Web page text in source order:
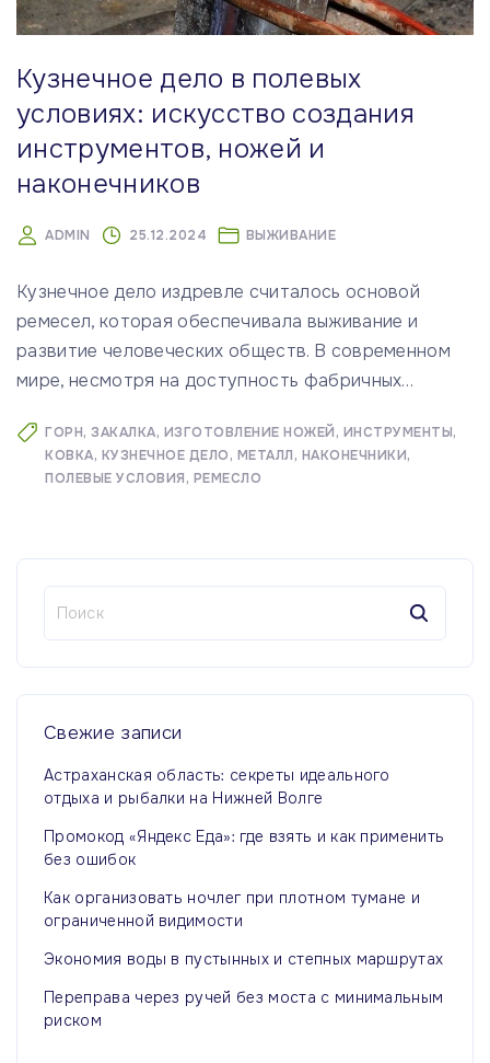
Кузнечное дело в полевых
условиях: искусство создания
инструментов, ножей и
наконечников
ADMIN 25.12.2024 ВЫЖИВАНИЕ
Кузнечное дело издревле считалось основой
ремесел, которая обеспечивала выживание и
развитие человеческих обществ. В современном
мире, несмотря на доступность фабричных…
ГОРН ЗАКАЛКА ИЗГОТОВЛЕНИЕ НОЖЕЙ ИНСТРУМЕНТЫ
КОВКА КУЗНЕЧНОЕ ДЕЛО МЕТАЛЛ НАКОНЕЧНИКИ
ПОЛЕВЫЕ УСЛОВИЯ РЕМЕСЛО
т
и
Свежие записи
Астраханская область: секреты идеального
отдыха и рыбалки на Нижней Волге
Промокод «Яндекс Еда»: где взять и как применить
без ошибок
Как организовать ночлег при плотном тумане и
ограниченной видимости
Экономия воды в пустынных и степных маршрутах
Переправа через ручей без моста с минимальным
риском